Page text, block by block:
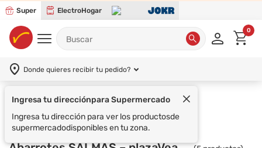
Super ElectroHogar
0
Donde quieres recibir tu pedido?
Ingresa tu direcciónpara Supermercado
Ingresa tu dirección para ver los productosde
supermercadodisponibles en tu zona.
Supermercado Abarrotes SALMAS